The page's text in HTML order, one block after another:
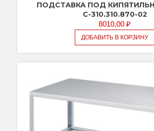
ПОДСТАВКА ПОД
С-310.310.870-02
8010,00 ₽
ДОБАВИТЬ В КОРЗИНУ